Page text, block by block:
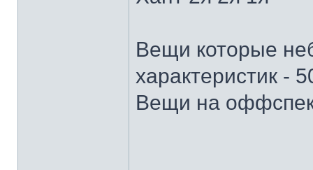
Вещи которые
характеристик -
Вещи на